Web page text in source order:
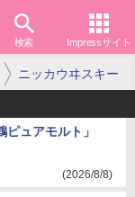
検索 Impressサイト
ニッカウヰスキー
ュアモルト」
(2026/8/8)